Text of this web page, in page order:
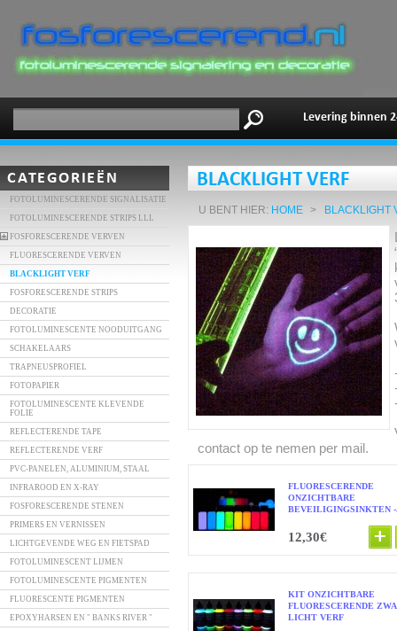
Levering binnen
CATEGORIEËN
FOTOLUMINESCERENDE SIGNALISATIE
FOTOLUMINESCERENDE STRIPS LLL
FOSFORESCERENDE VERVEN
FLUORESCERENDE VERVEN
BLACKLIGHT VERF
FOSFORESCERENDE STRIPS
DECORATIE
FOTOLUMINESCENTE NOODUITGANG
SCHAKELAARS
TRAPNEUSPROFIEL
FOTOPAPIER
FOTOLUMINESCENTE KLEVENDE
FOLIE
REFLECTERENDE TAPE
REFLECTERENDE VERF
PVC-PANELEN, ALUMINIUM, STAAL
INFRAROOD EN X-RAY
FOSFORESCERENDE STENEN
PRIMERS EN VERNISSEN
LICHTGEVENDE WEG EN FIETSPAD
FOTOLUMINESCENT LIJMEN
FOTOLUMINESCENTE PIGMENTEN
FLUORESCENTE PIGMENTEN
EPOXYHARSEN EN " BANKS RIVER "
BLACKLIGHT VERF
U BENT HIER: HOME > BLACKLIGHT
contact op te nemen per mail.
FLUORESCERENDE
ONZICHTBARE
BEVEILIGINGSINKTEN
12,30€
KIT ONZICHTBARE
FLUORESCERENDE
LICHT VERF